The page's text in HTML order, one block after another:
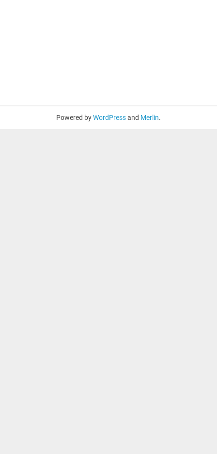
Powered byWordPressand Merlin.